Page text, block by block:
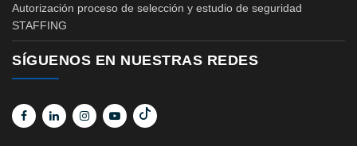
Autorización proceso de selección y estudio de seguridad
STAFFING
SÍGUENOS EN NUESTRAS REDES